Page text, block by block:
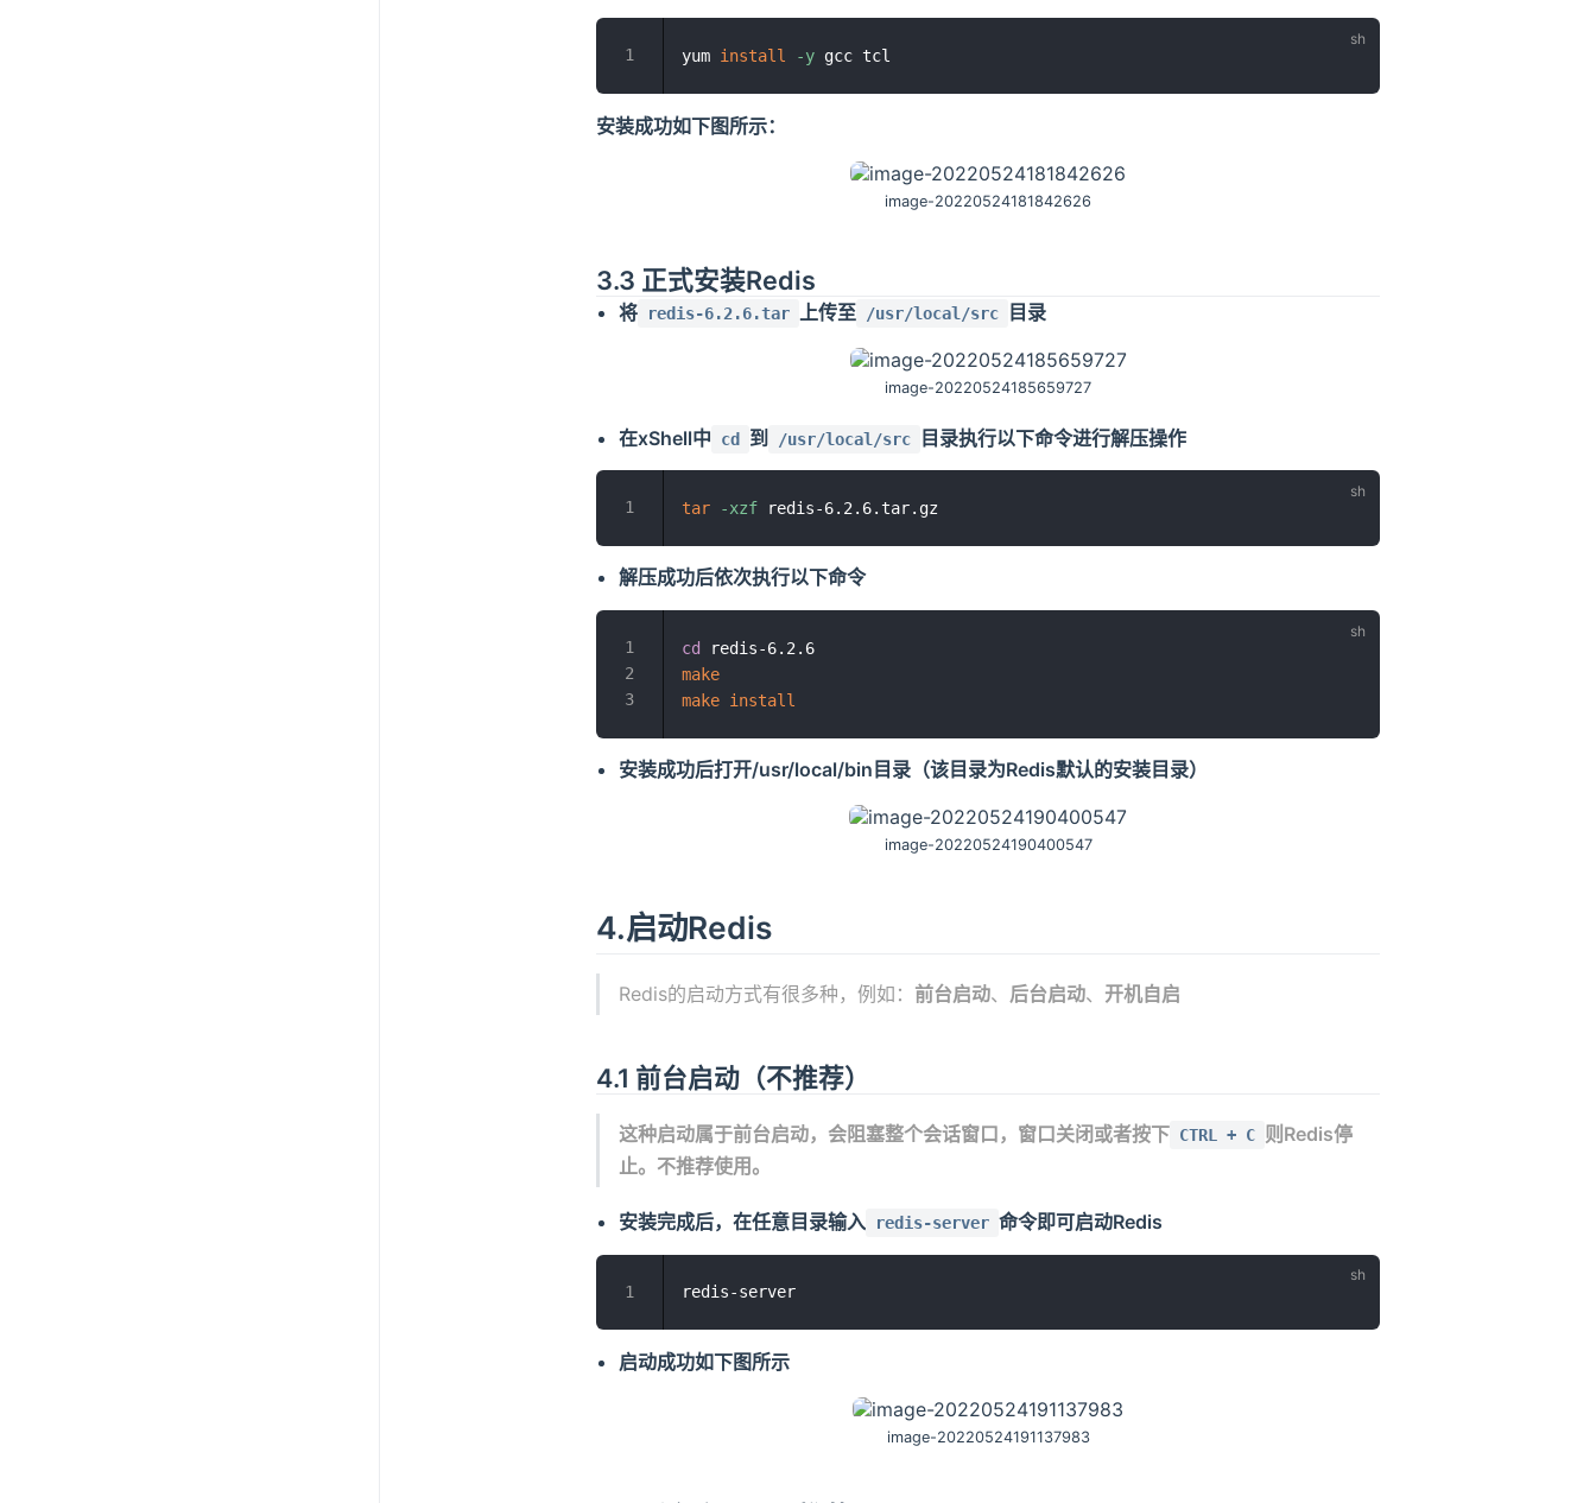
yum install -y
安装成功如下图所示：
image-20220524181842626
3.3 正式安装Redis
将 redis-6.2.6.tar 上传至 /usr/local/src 目录
image-20220524185659727
在xShell中 cd 到 /usr/local/src 目录执行以下命令进行解压操作
tar -xzf
解压成功后依次执行以下命令
cd
make
make install
安装成功后打开/usr/local/bin目录（该目录为Redis默认的安装目录）
image-20220524190400547
4.启动Redis
Redis的启动方式有很多种，例如： 前台启动、 后台启动、 开机自启
4.1 前台启动（不推荐）
这种启动属于前台启动，会阻塞整个会话窗口，窗口关闭或者按下 CTRL + C 则Redis停
止。不推荐使用。
安装完成后，在任意目录输入 redis-server 命令即可启动Redis
启动成功如下图所示
image-20220524191137983